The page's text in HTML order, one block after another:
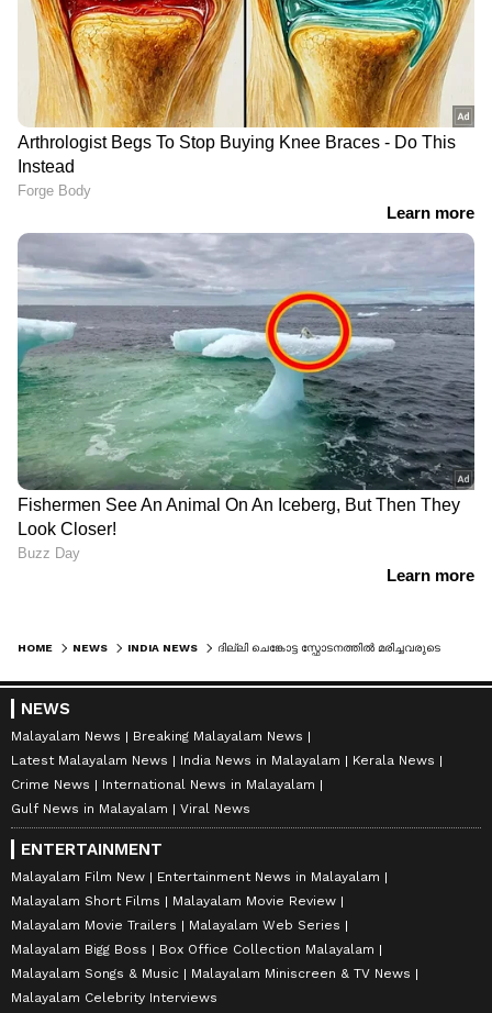
HOME NEWS INDIA NEWS
NEWS
Malayalam News
Breaking Malayalam News
Latest Malayalam News
India News in Malayalam
Kerala News
Crime News
International News in Malayalam
Gulf News in Malayalam
Viral News
ENTERTAINMENT
Malayalam Film New
Entertainment News in Malayalam
Malayalam Short Films
Malayalam Movie Review
Malayalam Movie Trailers
Malayalam Web Series
Malayalam Bigg Boss
Box Office Collection Malayalam
Malayalam Songs & Music
Malayalam Miniscreen & TV News
Malayalam Celebrity Interviews